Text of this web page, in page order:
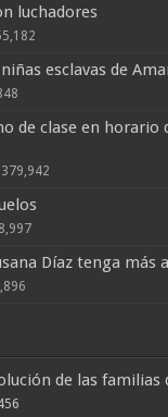
luchadores
esclavas de
de clase en horario
379,942
Díaz tenga más
de las familias